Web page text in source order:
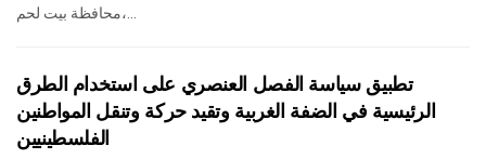
محافظة بيت لحم،...
تطبيق سياسة الفصل العنصري على استخدام الطرق
الرئيسية في الضفة الغربية وتقيد حركة وتنقل المواطنين
الفلسطينيين